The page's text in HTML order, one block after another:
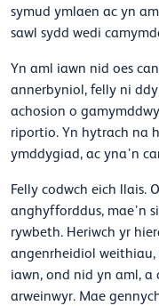
symud ymlaen ac yn
sawl sydd wedi
Yn aml iawn nid oes
annerbyniol, felly ni
achosion o
riportio. Yn hytrach na
ymddygiad, ac yna’n
Felly codwch eich llais.
anghyfforddus, mae’n
rywbeth. Heriwch yr
angenrheidiol
iawn, ond nid yn aml, a
arweinwyr. Mae